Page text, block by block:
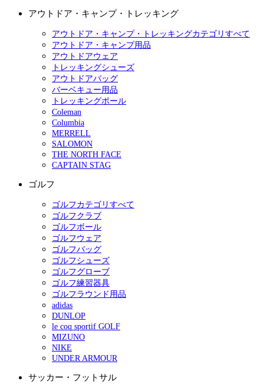
アウトドア・キャンプ・トレッキング
アウトドア・キャンプ・トレッキングカテゴリすべて
アウトドア・キャンプ用品
アウトドアウェア
トレッキングシューズ
アウトドアバッグ
バーベキュー用品
トレッキングポール
Coleman
Columbia
MERRELL
SALOMON
THE NORTH FACE
CAPTAIN STAG
ゴルフ
ゴルフカテゴリすべて
ゴルフクラブ
ゴルフボール
ゴルフウェア
ゴルフバッグ
ゴルフシューズ
ゴルフグローブ
ゴルフ練習器具
ゴルフラウンド用品
adidas
DUNLOP
le coq sportif GOLF
MIZUNO
NIKE
UNDER ARMOUR
サッカー・フットサル